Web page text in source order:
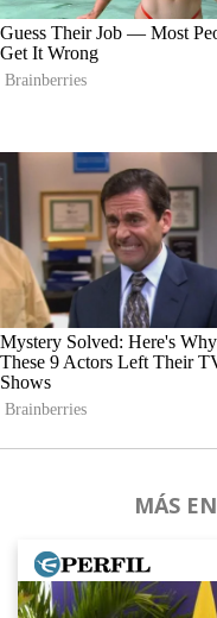
MÁS EN